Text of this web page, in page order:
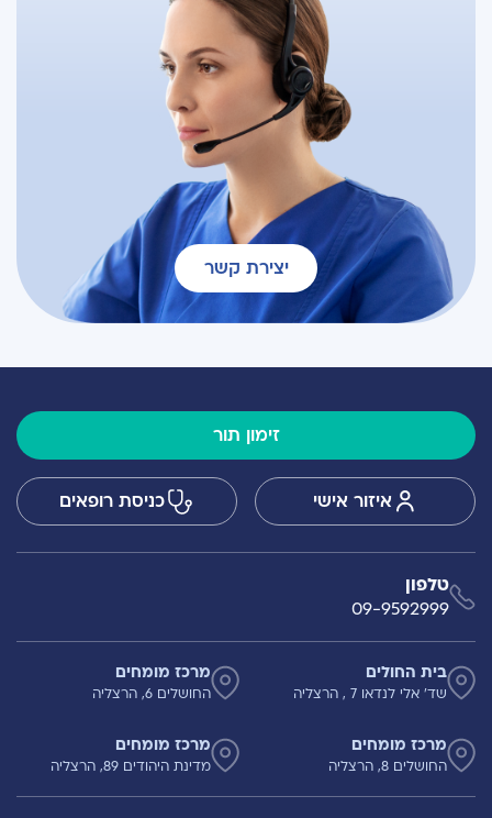
יצירת קשר
זימון תור
איזור אישי כניסת רופאים
טלפון
09-9592999
בית החולים
שד' אלי לנדאו 7 , הרצליה
מרכז מומחים
החושלים 6, הרצליה
מרכז מומחים
החושלים 8, הרצליה
מרכז מומחים
מדינת היהודים 89, הרצליה